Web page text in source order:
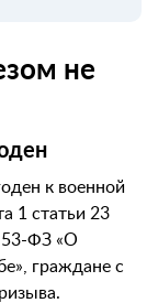
не
к военной
1 статьи 23
53-ФЗ «О
граждане с